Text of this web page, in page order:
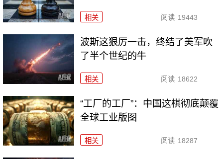
相关 阅读 19443
波斯这狠厉一击，终结了美军吹
了半个世纪的牛
相关 阅读 18622
“工厂的工厂”：中国这棋彻底颠覆
全球工业版图
相关 阅读 18287